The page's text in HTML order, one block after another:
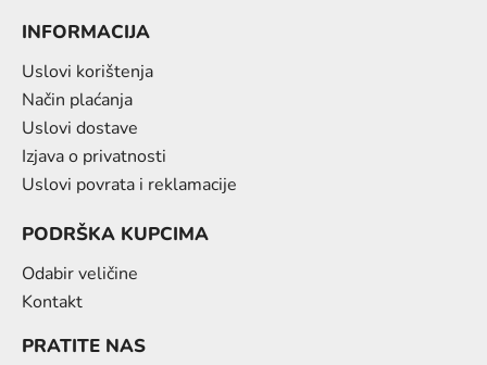
INFORMACIJA
Uslovi korištenja
Način plaćanja
Uslovi dostave
Izjava o privatnosti
Uslovi povrata i reklamacije
PODRŠKA KUPCIMA
Odabir veličine
Kontakt
PRATITE NAS